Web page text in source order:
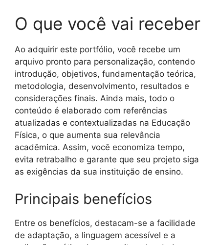
O que você vai receber
Ao adquirir este portfólio, você recebe um
arquivo pronto para personalização, contendo
introdução, objetivos, fundamentação teórica,
metodologia, desenvolvimento, resultados e
considerações finais. Ainda mais, todo o
conteúdo é elaborado com referências
atualizadas e contextualizadas na Educação
Física, o que aumenta sua relevância
acadêmica. Assim, você economiza tempo,
evita retrabalho e garante que seu projeto siga
as exigências da sua instituição de ensino.
Principais benefícios
Entre os benefícios, destacam-se a facilidade
de adaptação, a linguagem acessível e a